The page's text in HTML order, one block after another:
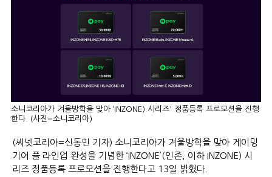
소니코리아가 겨울방학을 맞아 ‘INZONE) 시리즈' 정품등록 프로모션을 진행
한다. (사진=소니코리아)
(씨넷코리아=신동민 기자) 소니코리아가 겨울방학을 맞아 게이밍
기어 풀 라인업 완성을 기념한 ‘INZONE’(인존, 이하 INZONE) 시
리즈 정품등록 프로모션을 진행한다고 13일 밝혔다.